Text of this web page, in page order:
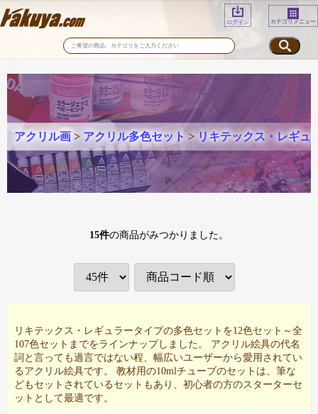
ログイン カテゴリメニュー
アクリル画 > アクリル多色セット > リキテックス・レギュ
15件の商品がみつかりました。
リキテックス・レギュラータイプの多色セットを12色セット～全
107色セットまでをラインナップしました。 アクリル絵具の代名
詞と言っても過言ではない程、幅広いユーザーから愛用されてい
るアクリル絵具です。 教材用の10mlチューブのセットは、筆な
どもセットされているセットもあり、初心者の方のスターターセ
ットとして最適です。